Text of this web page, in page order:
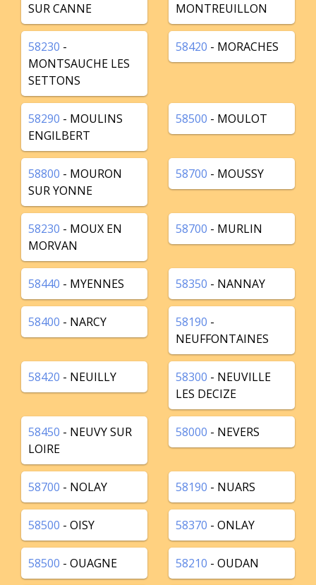
SUR CANNE
MONTREUILLON
58230 -
MONTSAUCHE LES
SETTONS
58420 - MORACHES
58290 - MOULINS
ENGILBERT
58500 - MOULOT
58800 - MOURON
SUR YONNE
58700 - MOUSSY
58230 - MOUX EN
MORVAN
58700 - MURLIN
58440 - MYENNES 58350 - NANNAY
58400 - NARCY 58190 -
NEUFFONTAINES
58420 - NEUILLY 58300 - NEUVILLE
LES DECIZE
58450 - NEUVY SUR
LOIRE
58000 - NEVERS
58700 - NOLAY 58190 - NUARS
58500 - OISY 58370 - ONLAY
58500 - OUAGNE 58210 - OUDAN